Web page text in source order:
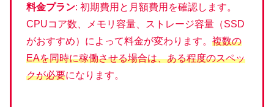
料金プラン: 初期費用と月額費用を確認します。
CPUコア数、メモリ容量、ストレージ容量（SSD
がおすすめ）によって料金が変わります。 複数の
EAを同時に稼働させる場合は、ある程度のスペッ
クが必要になります。